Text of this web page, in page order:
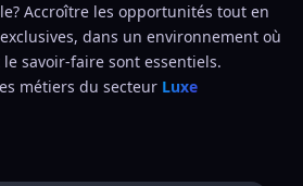
Accroître les opportunités tout en
dans un environnement où
le savoir-faire sont essentiels.
métiers du secteur Luxe